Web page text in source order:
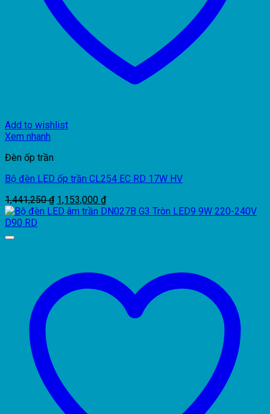
Add to wishlist
Xem nhanh
Đèn ốp trần
Bộ đèn LED ốp trần CL254 EC RD 17W HV
1,441,250₫ Giá
gốc
1,153,000 ₫Giá
hiện